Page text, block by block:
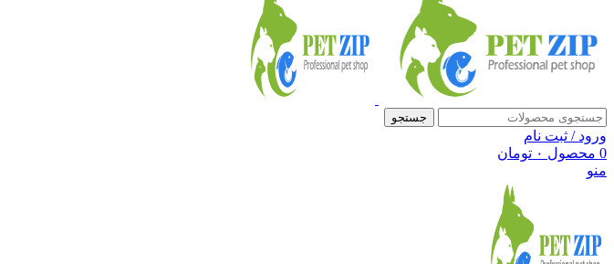
جستجو
ورود / ثبت نام
0 محصول ۰ تومان
منو